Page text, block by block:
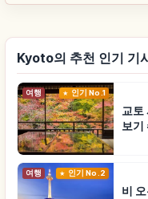
Kyoto의 추천 인기 기
여행 인기 No.1
교토
보기
여행 인기 No.2
비